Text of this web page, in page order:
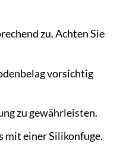
zu. Achten Sie
vorsichtig
zu gewährleisten.
mit einer Silikonfuge.